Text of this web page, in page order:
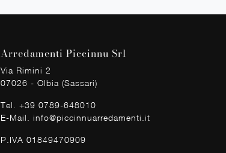
Arredamenti Piccinnu Srl
Via Rimini 2
07026 - Olbia (Sassari)
Tel. +39 0789-648010
E-Mail. info@piccinnuarredamenti.it
P.IVA 01849470909